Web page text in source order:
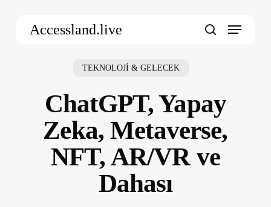
Accessland.live Menu
TEKNOLOJİ & GELECEK
ChatGPT, Yapay
Zeka, Metaverse,
NFT, AR/VR ve
Dahası